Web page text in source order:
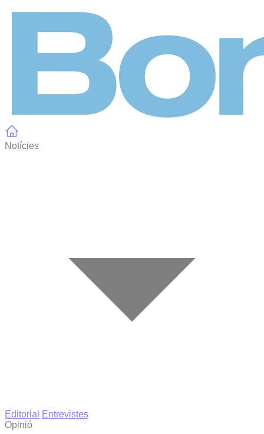
Notícies
Editorial
Entrevistes
Opinió